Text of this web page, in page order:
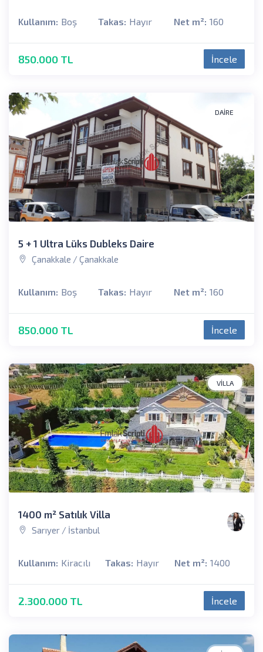
Kullanım: Boş Takas: Hayır Net m²: 160
850.000 TL İncele
DAIRE
5 + 1 Ultra Lüks Dubleks Daire
Çanakkale / Çanakkale
Kullanım: Boş Takas: Hayır Net m²: 160
850.000 TL İncele
VILLA
1400 m² Satılık Villa
Sarıyer / İstanbul
Kullanım: Kiracılı Takas: Hayır Net m²: 1400
2.300.000 TL İncele